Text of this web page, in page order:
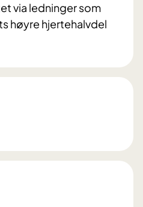
via ledninger som
høyre hjertehalvdel